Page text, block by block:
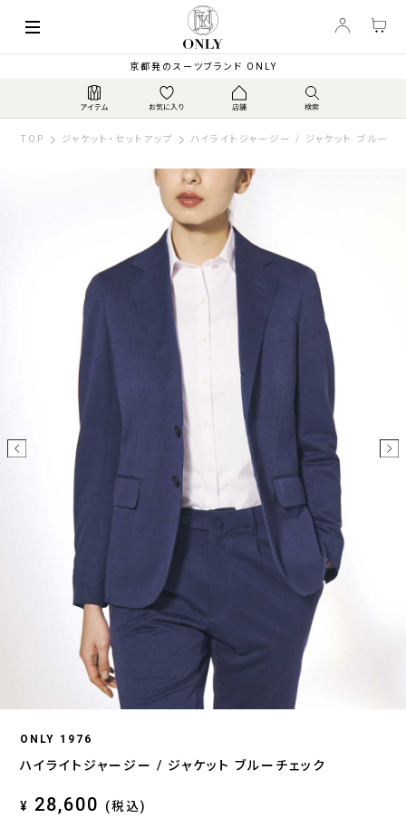
京都発のスーツブランド ONLY
TOP ジャケット・セットアップ ハイライトジャージー / ジャケット ブルーチ
ONLY 1976
ハイライトジャージー / ジャケット ブルーチェック
¥ 28,600 (税込)